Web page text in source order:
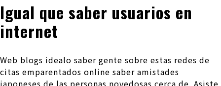
Igual que saber usuarios en
internet
Web blogs idealo saber gente sobre estas redes de
citas emparentados online saber amistades
japoneses de las personas novedosas cerca de. Asiste